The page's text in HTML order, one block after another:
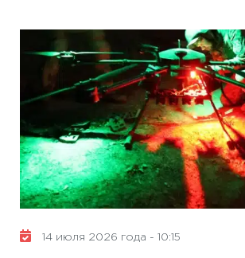
14 июля 2026 года - 10:15